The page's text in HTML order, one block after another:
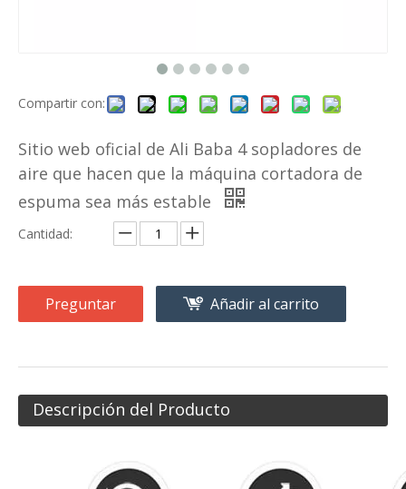
Compartir con:
Sitio web oficial de Ali Baba 4 sopladores de
aire que hacen que la máquina cortadora de
espuma sea más estable
Cantidad:
Preguntar Añadir al carrito
Descripción del Producto